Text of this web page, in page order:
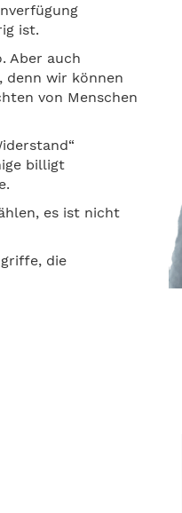
ist.
Aber auch
denn wir können
von Menschen
billigt
es ist nicht
die